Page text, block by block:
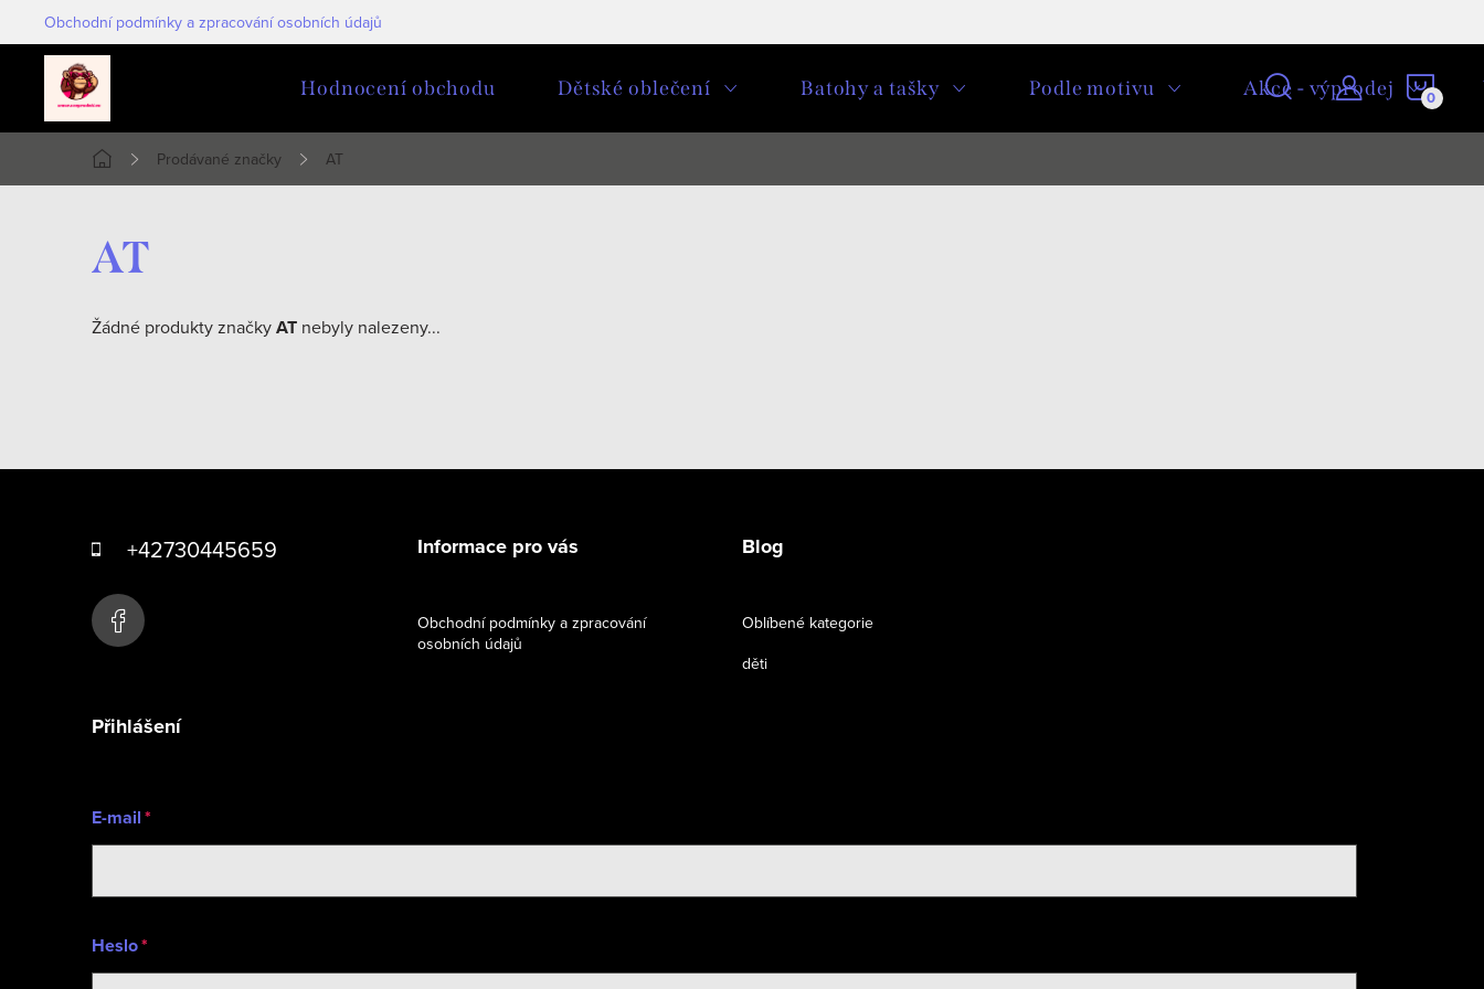
na
Obchodní podmínky a zpracování osobních údajů
Hodnocení obchodu Dětské oblečení Batohy a tašky Podle motivu Akce - výprodej
Domů
Prodávané značky AT
AT
Žádné produkty značkyAT nebyly nalezeny...
+42730445659 Informace pro vás
Obchodní podmínky a zpracování
osobních údajů
Blog
Oblíbené kategorie
děti
Přihlášení
E-mail
Heslo